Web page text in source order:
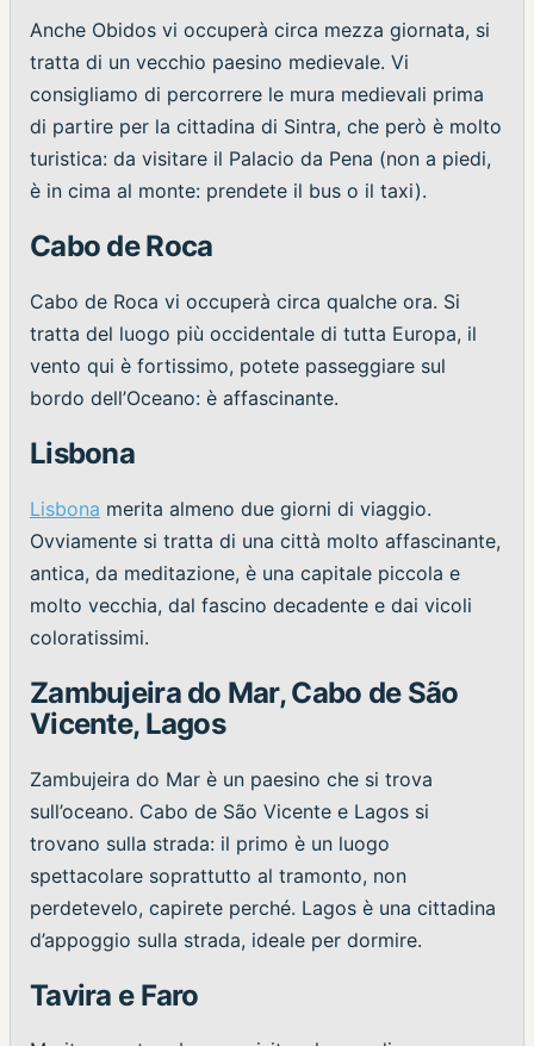
Anche Obidos vi occuperà circa mezza giornata, si
tratta di un vecchio paesino medievale. Vi
consigliamo di percorrere le mura medievali prima
di partire per la cittadina di Sintra, che però è molto
turistica: da visitare il Palacio da Pena (non a piedi,
è in cima al monte: prendete il bus o il taxi).
Cabo de Roca
Cabo de Roca vi occuperà circa qualche ora. Si
tratta del luogo più occidentale di tutta Europa, il
vento qui è fortissimo, potete passeggiare sul
bordo dell’Oceano: è affascinante.
Lisbona
Lisbona merita almeno due giorni di viaggio.
Ovviamente si tratta di una città molto affascinante,
antica, da meditazione, è una capitale piccola e
molto vecchia, dal fascino decadente e dai vicoli
coloratissimi.
Zambujeira do Mar, Cabo de São
Vicente, Lagos
Zambujeira do Mar è un paesino che si trova
sull’oceano. Cabo de São Vicente e Lagos si
trovano sulla strada: il primo è un luogo
spettacolare soprattutto al tramonto, non
perdetevelo, capirete perché. Lagos è una cittadina
d’appoggio sulla strada, ideale per dormire.
Tavira e Faro